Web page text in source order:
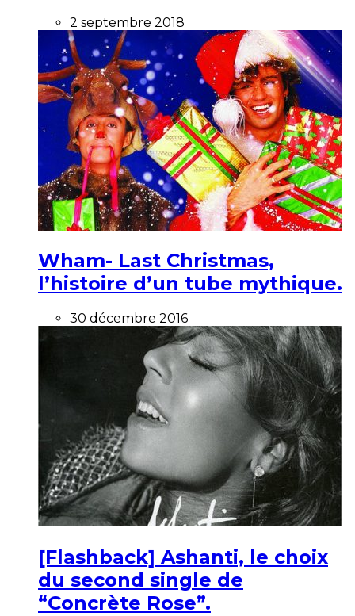
2 septembre 2018
Wham- Last Christmas,
l’histoire d’un tube mythique.
30 décembre 2016
[Flashback] Ashanti, le choix
du second single de
“Concrète Rose”.